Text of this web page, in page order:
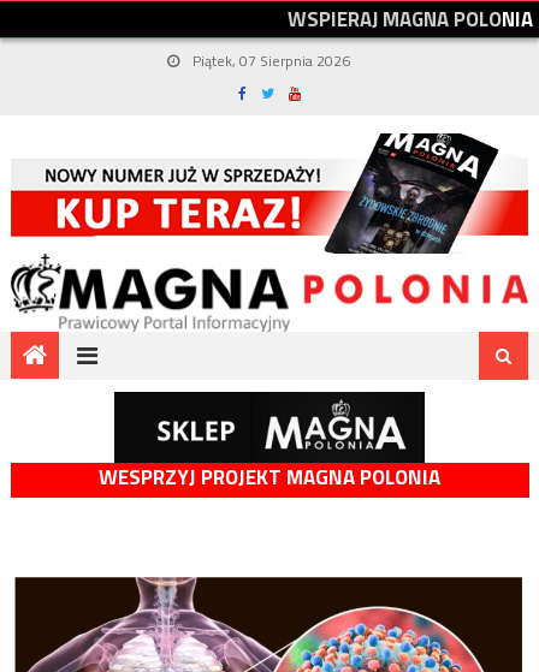
WSPIERAJMAGNAPOLONIA
Piątek, 07 Sierpnia 2026
WESPRZYJ PROJEKT MAGNA POLONIA